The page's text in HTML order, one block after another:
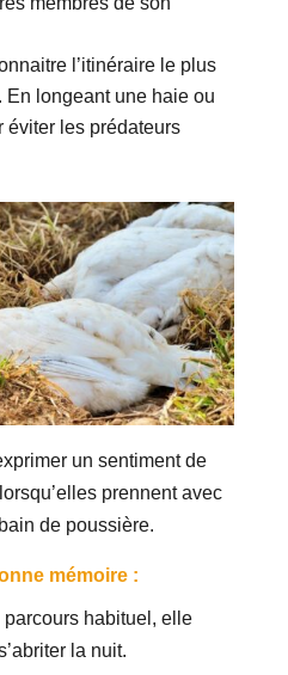
l’itinéraire le plus
En longeant une haie ou
éviter les prédateurs
un sentiment de
prennent avec
de poussière.
mémoire :
habituel, elle
la nuit.